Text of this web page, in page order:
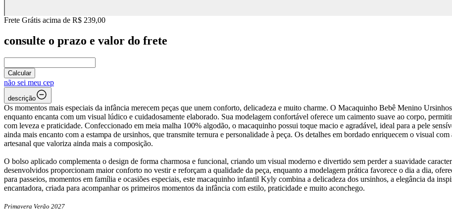
Frete Grátis acima de R$ 239,00
consulte o prazo e valor do frete
Calcular
não sei meu cep
descrição
Os momentos mais especiais da infância merecem peças que unem conforto, delicadeza e muito charme. O Macaquinho Bebê Menino
enquanto encanta com um visual lúdico e cuidadosamente elaborado. Sua modelagem confortável oferece um caimento suave ao corpo,
com leveza e praticidade. Confeccionado em meia malha 100% algodão, o macaquinho possui toque macio e agradável, ideal para a pele
ainda mais encanto com a estampa de ursinhos, que transmite ternura e personalidade à peça. Os detalhes em bordado enriquecem o visual
artesanal que valoriza ainda mais a composição.
O bolso aplicado complementa o design de forma charmosa e funcional, criando um visual moderno e divertido sem perder a suavidade
desenvolvidos proporcionam maior conforto no vestir e reforçam a qualidade da peça, enquanto a modelagem prática favorece o dia a dia,
para passeios, momentos em família e ocasiões especiais, este macaquinho infantil Kyly combina a delicadeza dos ursinhos, a elegância da
encantadora, criada para acompanhar os primeiros momentos da infância com estilo, praticidade e muito aconchego.
Primavera Verão 2027